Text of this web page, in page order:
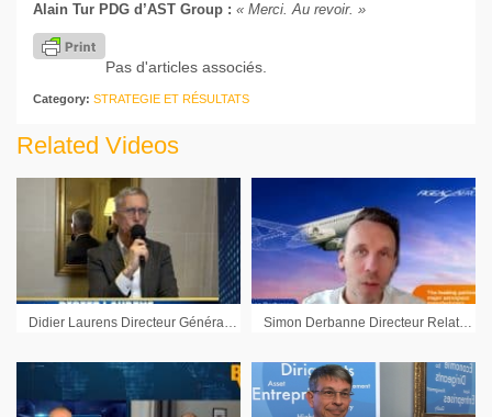
Alain Tur PDG d’AST Group : « Merci. Au revoir. »
Pas d'articles associés.
Category: STRATEGIE ET RÉSULTATS
Related Videos
Didier Laurens Directeur Général Advicenne : « Le médicament orphelin aux Etats-Unis c’est un levier puissant de valeur » Simon Derbanne Directeur Relations investisseurs Figeac Aéro : « Figeac Aéro continue sur sa trajectoire de désendettement »